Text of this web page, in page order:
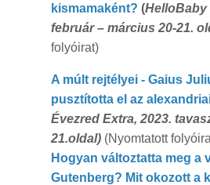
kismamaként? (HelloBaby
február – március 20-21.
folyóirat)
A múlt rejtélyei - Gaius
pusztította el az
Évezred Extra, 2023.
21.oldal) (Nyomtatott
Hogyan változtatta meg a
Gutenberg? Mit okozott a